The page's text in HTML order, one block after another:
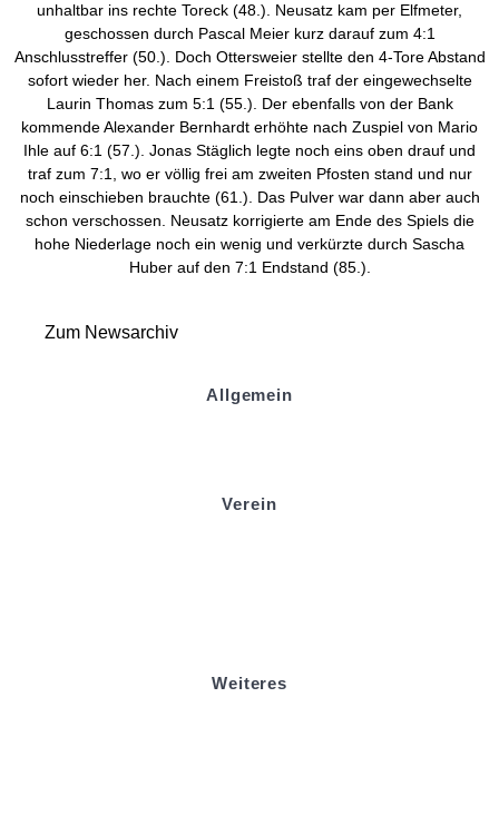
unhaltbar ins rechte Toreck (48.). Neusatz kam per Elfmeter,
geschossen durch Pascal Meier kurz darauf zum 4:1
Anschlusstreffer (50.). Doch Ottersweier stellte den 4-Tore Abstand
sofort wieder her. Nach einem Freistoß traf der eingewechselte
Laurin Thomas zum 5:1 (55.). Der ebenfalls von der Bank
kommende Alexander Bernhardt erhöhte nach Zuspiel von Mario
Ihle auf 6:1 (57.). Jonas Stäglich legte noch eins oben drauf und
traf zum 7:1, wo er völlig frei am zweiten Pfosten stand und nur
noch einschieben brauchte (61.). Das Pulver war dann aber auch
schon verschossen. Neusatz korrigierte am Ende des Spiels die
hohe Niederlage noch ein wenig und verkürzte durch Sascha
Huber auf den 7:1 Endstand (85.).
Zum Newsarchiv
Allgemein
Verein
Weiteres